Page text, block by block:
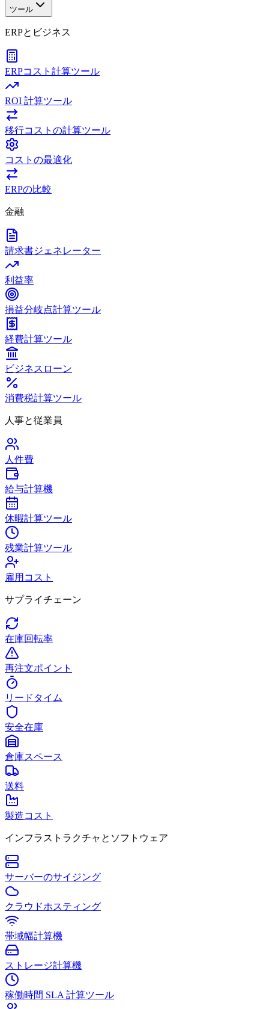
ツール
ERPとビジネス
ERPコスト計算ツール
ROI 計算ツール
移行コストの計算ツール
コストの最適化
ERPの比較
金融
請求書ジェネレーター
利益率
損益分岐点計算ツール
経費計算ツール
ビジネスローン
消費税計算ツール
人事と従業員
人件費
給与計算機
休暇計算ツール
残業計算ツール
雇用コスト
サプライチェーン
在庫回転率
再注文ポイント
リードタイム
安全在庫
倉庫スペース
送料
製造コスト
インフラストラクチャとソフトウェア
サーバーのサイジング
クラウドホスティング
帯域幅計算機
ストレージ計算機
稼働時間 SLA 計算ツール